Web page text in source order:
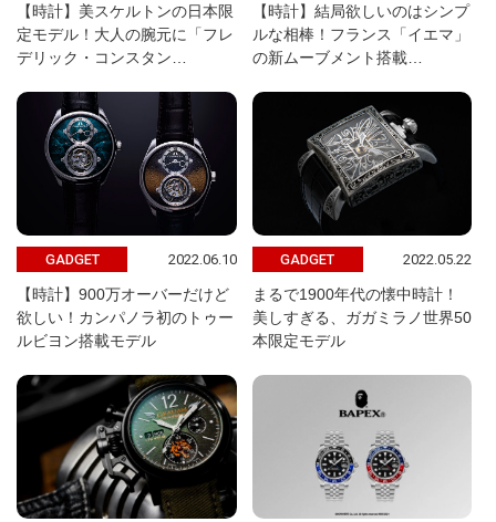
【時計】美スケルトンの日本限
定モデル！大人の腕元に「フレ
デリック・コンスタン…
【時計】結局欲しいのはシンプ
ルな相棒！フランス「イエマ」
の新ムーブメント搭載…
GADGET 2022.06.10
【時計】900万オーバーだけど
欲しい！カンパノラ初のトゥー
ルビヨン搭載モデル
GADGET 2022.05.22
まるで1900年代の懐中時計！
美しすぎる、ガガミラノ世界50
本限定モデル